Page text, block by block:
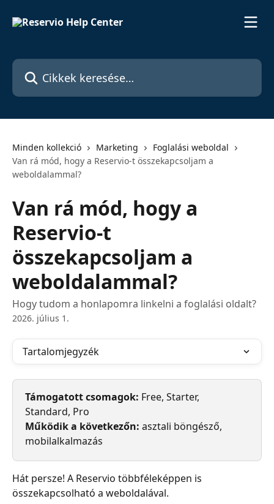
Cikkek keresése…
Minden kollekció Marketing
Foglalási weboldal
Van rá mód, hogy a Reservio-t összekapcsoljam a
weboldalammal?
Van rá mód, hogy a
Reservio-t
összekapcsoljam a
weboldalammal?
Hogy tudom a honlapomra linkelni a foglalási oldalt?
2026. július 1.
Tartalomjegyzék
Támogatott csomagok: Free, Starter,
Standard, Pro
Működik a következőn: asztali böngésző,
mobilalkalmazás
Hát persze! A Reservio többféleképpen is
összekapcsolható a weboldalával.